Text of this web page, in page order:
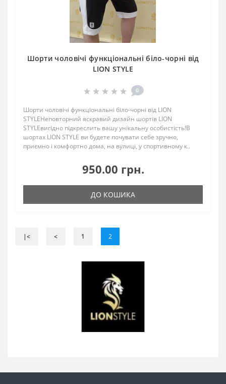
Шорти чоловічі функціональні біло-чорні від
LION STYLE
0
Шорти чоловічі функціональні біло-чорні від LION
STYLEНеповторний яскравий дизайн шортів LION
STYLEвигідно підкреслить вашу унікальну особистість!В
шортах LION STYLE ви будете почувати себе зручно,
приємно і комфортно дома, на вулиці, у спортивному к..
950.00 грн.
ДО КОШИКА
|< < 1 2